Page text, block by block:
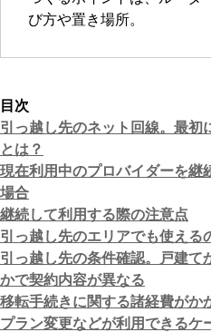
び方や置き場所。
目次
引っ越し先のネット回線。最初
とは？
現在利用中のプロバイダーを継
場合
継続して利用する際の注意点
引っ越し先のエリアでも使える
引っ越し先の条件確認。戸建て
かで契約内容が異なる
移転手続きに関する諸経費がか
プラン変更などが利用できるケ